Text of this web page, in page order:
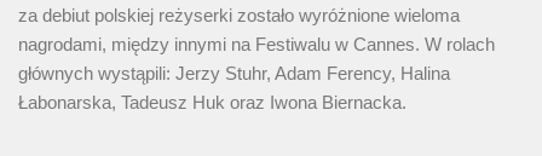
za debiut polskiej reżyserki zostało wyróżnione wieloma
nagrodami, między innymi na Festiwalu w Cannes. W rolach
głównych wystąpili: Jerzy Stuhr, Adam Ferency, Halina
Łabonarska, Tadeusz Huk oraz Iwona Biernacka.